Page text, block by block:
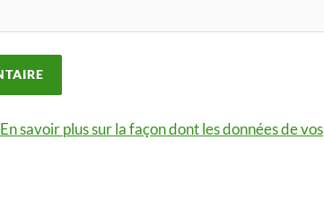
En savoir plus sur la façon dont les données de vos